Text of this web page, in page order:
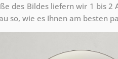
des Bildes liefern wir 1 bis 2
so, wie es Ihnen am besten